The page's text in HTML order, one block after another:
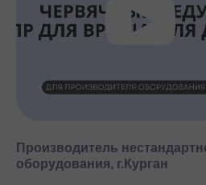
Производитель
оборудования, г.Курган